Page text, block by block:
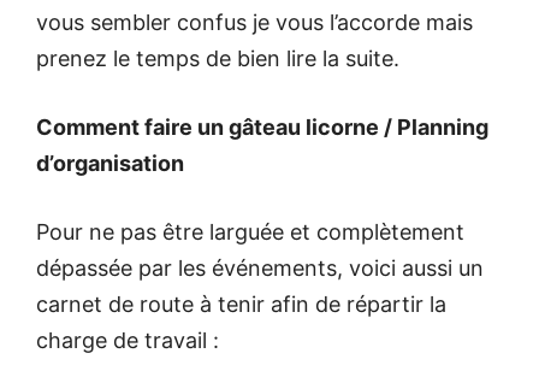
vous sembler confus je vous l’accorde mais
prenez le temps de bien lire la suite.
Comment faire un gâteau licorne / Planning
d’organisation
Pour ne pas être larguée et complètement
dépassée par les événements, voici aussi un
carnet de route à tenir afin de répartir la
charge de travail :